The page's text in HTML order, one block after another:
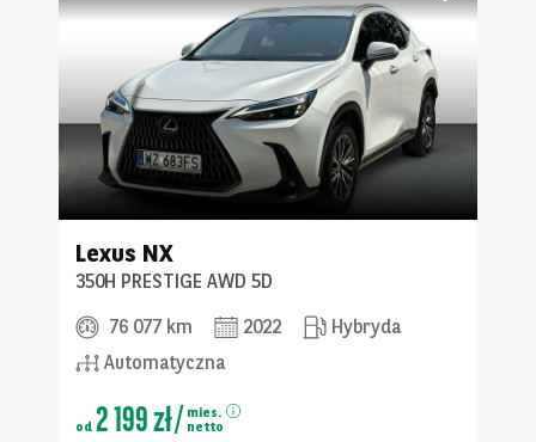
Lexus NX
350H PRESTIGE AWD 5D
76 077 km
2022
Hybryda
Automatyczna
od 2 199 zł/ mies.
netto